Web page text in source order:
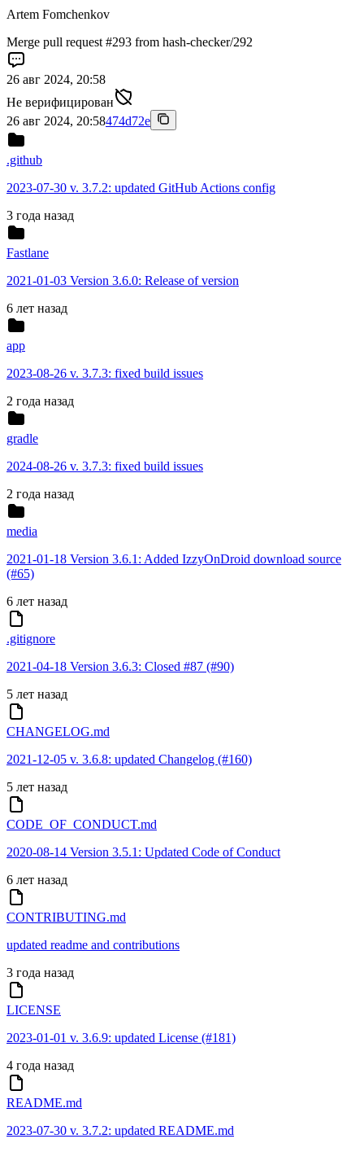
Artem Fomchenkov
Merge pull request #293 from hash-checker/292
26 авг 2024, 20:58
Не верифицирован
26 авг 2024, 20:58474d72e
.github
2023-07-30 v. 3.7.2: updated GitHub Actions config
3 года назад
Fastlane
2021-01-03 Version 3.6.0: Release of version
6 лет назад
app
2023-08-26 v. 3.7.3: fixed build issues
2 года назад
gradle
2024-08-26 v. 3.7.3: fixed build issues
2 года назад
media
2021-01-18 Version 3.6.1: Added IzzyOnDroid download source
(#65)
6 лет назад
.gitignore
2021-04-18 Version 3.6.3: Closed #87 (#90)
5 лет назад
CHANGELOG.md
2021-12-05 v. 3.6.8: updated Changelog (#160)
5 лет назад
CODE_OF_CONDUCT.md
2020-08-14 Version 3.5.1: Updated Code of Conduct
6 лет назад
CONTRIBUTING.md
updated readme and contributions
3 года назад
LICENSE
2023-01-01 v. 3.6.9: updated License (#181)
4 года назад
README.md
2023-07-30 v. 3.7.2: updated README.md